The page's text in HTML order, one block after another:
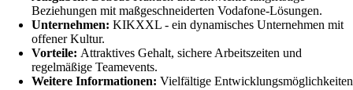
Beziehungen mit maßgeschneiderten Vodafone-Lösungen.
Unternehmen: KIKXXL - ein dynamisches Unternehmen mit
offener Kultur.
Vorteile: Attraktives Gehalt, sichere Arbeitszeiten und
regelmäßige Teamevents.
Weitere Informationen: Vielfältige Entwicklungsmöglichkeiten